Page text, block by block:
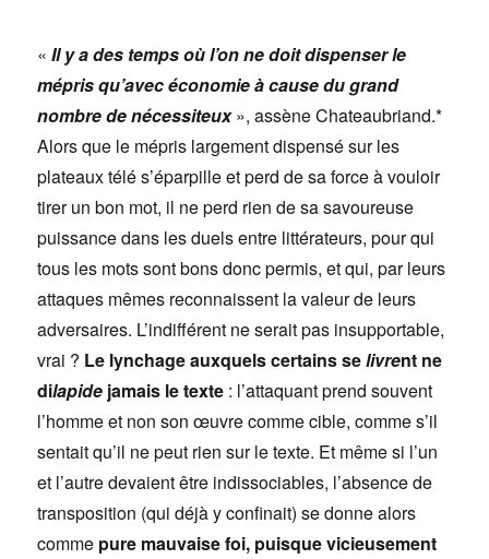
«Il y a des temps où l’on ne doit dispenser le
mépris qu’avec économie à cause du grand
nombre de nécessiteux», assène Chateaubriand.*
Alors que le mépris largement dispensé sur les
plateaux télé s’éparpille et perd de sa force à vouloir
tirer un bon mot, il ne perd rien de sa savoureuse
puissance dans les duels entre littérateurs, pour qui
tous les mots sont bons donc permis, et qui, par leurs
attaques mêmes reconnaissent la valeur de leurs
adversaires. L’indifférent ne serait pas insupportable,
vrai ? Le lynchage auxquels certains selivrent ne
dilapide jamais le texte : l’attaquant prend souvent
l’homme et non son œuvre comme cible, comme s’il
sentait qu’il ne peut rien sur le texte. Et même si l’un
et l’autre devaient être indissociables, l’absence de
transposition (qui déjà y confinait) se donne alors
comme pure mauvaise foi, puisque vicieusement